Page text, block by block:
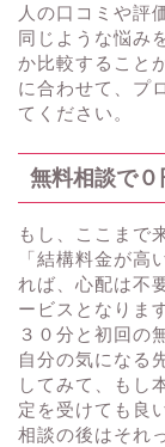
人の口コミや評
同じような悩み
か比較すること
に合わせて、プ
てください。
無料相談で
もし、ここまで
「結構料金が高
れば、心配は不
ービスとなりま
３０分と初回の
自分の気になる
してみて、もし
定を受けても良
相談の後はそれ